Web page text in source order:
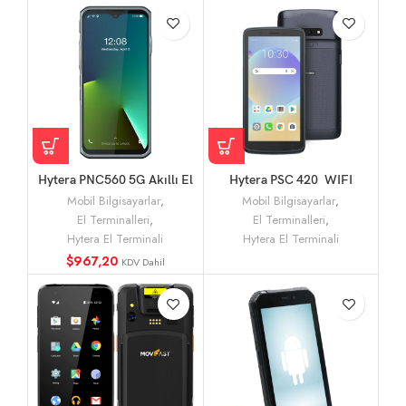
Hytera PNC560 5G Akıllı El
Terminali ve Bas-Konuş
(PoC) Telsiz
Mobil Bilgisayarlar,
El Terminalleri,
Hytera El Terminali
$967,20 KDV Dahil
Hytera PSC 420 WIFI
Tarayıcı 2D El Terminali
Mobil Bilgisayarlar,
El Terminalleri,
Hytera El Terminali